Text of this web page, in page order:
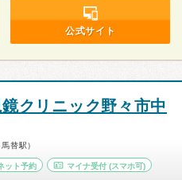
公式サイト
クリニック野々市中
替駅）
ット予約 マイナ受付 (スマホ可)